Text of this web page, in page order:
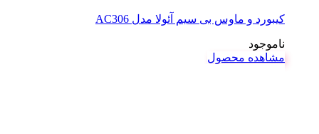
کیبورد و ماوس بی سیم آئولا مدل AC306
ناموجود
مشاهده محصول